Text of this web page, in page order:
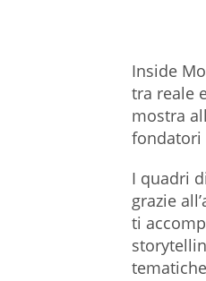
Inside
tra reale
mostra
fondatori
I quadri
grazie
ti